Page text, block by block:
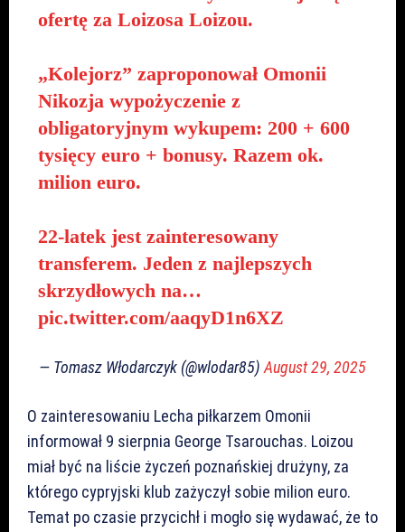
ofertę za Loizosa Loizou.
„Kolejorz” zaproponował Omonii
Nikozja wypożyczenie z
obligatoryjnym wykupem: 200 + 600
tysięcy euro + bonusy. Razem ok.
milion euro.
22-latek jest zainteresowany
transferem. Jeden z najlepszych
skrzydłowych na…
pic.twitter.com/aaqyD1n6XZ
— Tomasz Włodarczyk (@wlodar85) August 29, 2025
O zainteresowaniu Lecha piłkarzem Omonii
informował 9 sierpnia George Tsarouchas. Loizou
miał być na liście życzeń poznańskiej drużyny, za
którego cypryjski klub zażyczył sobie milion euro.
Temat po czasie przycichł i mogło się wydawać, że to